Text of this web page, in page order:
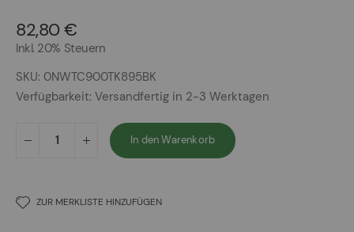
82,80 €
Inkl. 20% Steuern
SKU 0NWTC900TK895BK
Verfügbarkeit: Versandfertig in 2-3 Werktagen
In den Warenkorb
ZUR MERKLISTE HINZUFÜGEN